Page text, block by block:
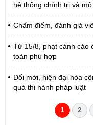
hệ thống chính trị và
Chấm điểm, đánh giá
Từ 15/8, phạt cảnh cáo
toàn phù hợp
Đổi mới, hiện đại hóa
quả thi hành pháp luật
1 2